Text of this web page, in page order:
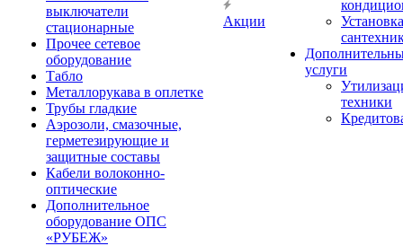
выключатели
стационарные
Прочее сетевое
оборудование
Табло
Металлорукава в оплетке
Трубы гладкие
Аэрозоли, смазочные,
герметезирующие и
защитные составы
Кабели волоконно-
оптические
Дополнительное
оборудование ОПС
«РУБЕЖ»
Акции
Установка
услуги
техники